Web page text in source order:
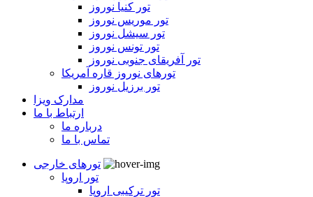
تور کنیا نوروز
تور موریس نوروز
تور سیشل نوروز
تور تونس نوروز
تور آفریقای جنوبی نوروز
تورهای نوروز قاره آمریکا
تور برزیل نوروز
مدارک ویزا
ارتباط با ما
درباره ما
تماس با ما
تورهای خارجی
تور اروپا
تور ترکیبی اروپا